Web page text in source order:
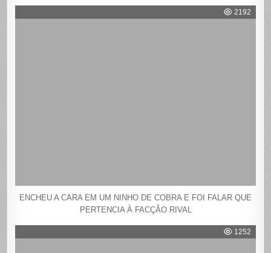
2192
ENCHEU A CARA EM UM NINHO DE COBRA E FOI FALAR QUE
PERTENCIA À FACÇÃO RIVAL
1252